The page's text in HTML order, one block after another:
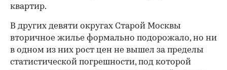
квартир.
В других девяти округах Старой Москвы
вторичное жилье формально подорожало, но ни
в одном из них рост цен не вышел за пределы
статистической погрешности, под которой